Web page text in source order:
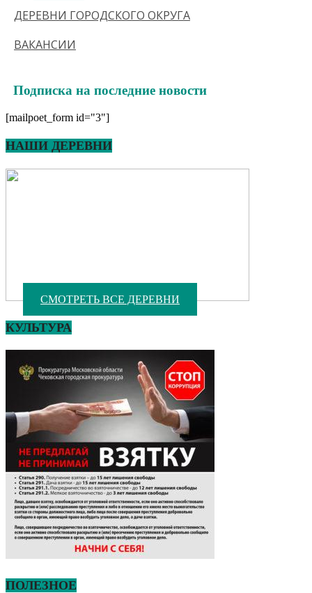
ДЕРЕВНИ ГОРОДСКОГО ОКРУГА
ВАКАНСИИ
Подписка на последние новости
[mailpoet_form id="3"]
НАШИ ДЕРЕВНИ
СМОТРЕТЬ ВСЕ ДЕРЕВНИ
КУЛЬТУРА
ПОЛЕЗНОЕ